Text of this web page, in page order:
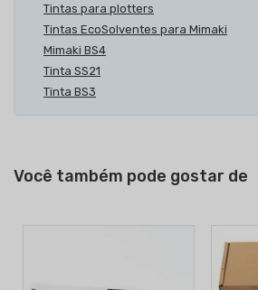
Tintas para plotters
Tintas EcoSolventes para Mimaki
Mimaki BS4
Tinta SS21
Tinta BS3
Você também pode gostar de